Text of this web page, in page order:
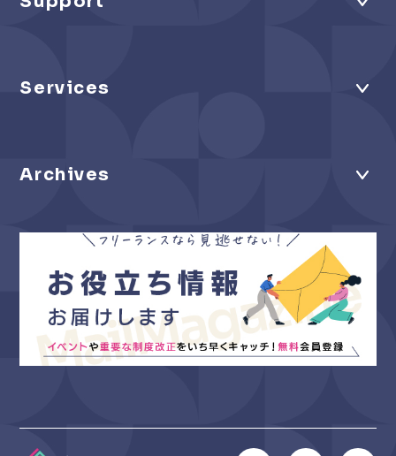
Services
Archives